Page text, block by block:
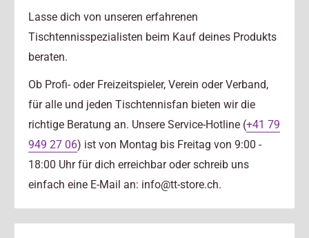
Lasse dich von unseren erfahrenen
Tischtennisspezialisten beim Kauf deines Produkts
beraten.
Ob Profi- oder Freizeitspieler, Verein oder Verband,
für alle und jeden Tischtennisfan bieten wir die
richtige Beratung an. Unsere Service-Hotline (+41 79
949 27 06) ist von Montag bis Freitag von 9:00 -
18:00 Uhr für dich erreichbar oder schreib uns
einfach eine E-Mail an: info@tt-store.ch.